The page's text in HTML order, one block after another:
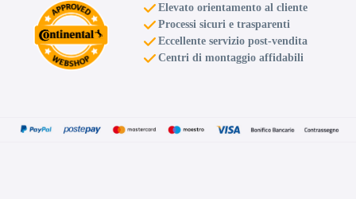
Elevato orientamento al cliente
Processi sicuri e trasparenti
Eccellente servizio post-vendita
Centri di montaggio affidabili